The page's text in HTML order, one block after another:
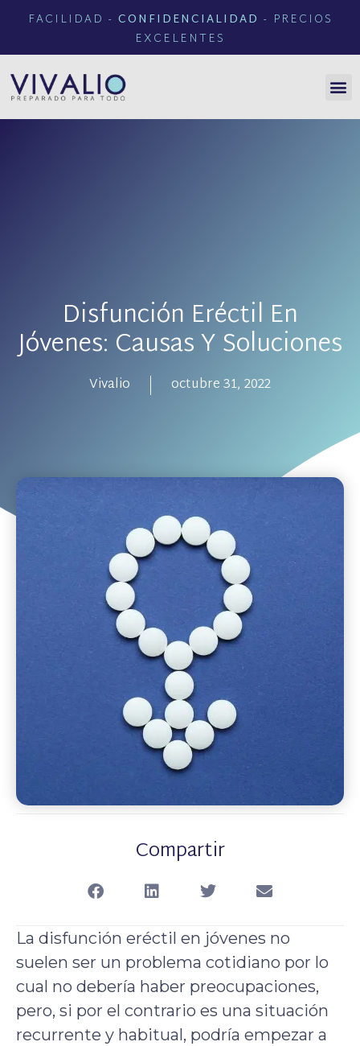
FACILIDAD - CONFIDENCIALIDAD - PRECIOS
EXCELENTES
Disfunción Eréctil En
Jóvenes: Causas Y Soluciones
Vivalio octubre 31, 2022
Compartir
La disfunción eréctil en jóvenes no
suelen ser un problema cotidiano por lo
cual no debería haber preocupaciones,
pero, si por el contrario es una situación
recurrente y habitual, podría empezar a